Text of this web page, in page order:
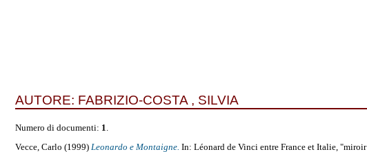
AUTORE: FABRIZIO-COSTA , SILVIA
Numero di documenti: 1.
Vecce, Carlo (1999) Leonardo e Montaigne. In: Léonard de Vinci entre France et Italie, "miroir